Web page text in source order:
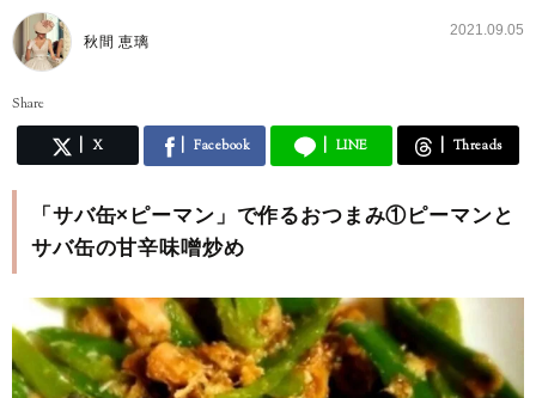
秋間 恵璃
2021.09.05
Share
X Facebook LINE Threads
「サバ缶×ピーマン」で作るおつまみ①ピーマンと
サバ缶の甘辛味噌炒め